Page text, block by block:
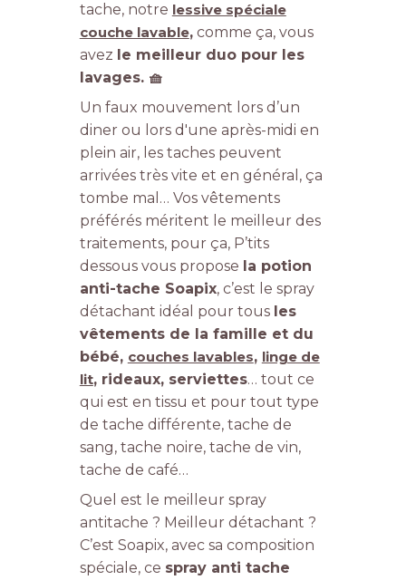
tache, notre lessive spéciale
couche lavable,comme ça, vous
avez le meilleur duo pour les
lavages. 🧺
Un faux mouvement lors d’un
diner ou lors d'une après-midi en
plein air, les taches peuvent
arrivées très vite et en général, ça
tombe mal… Vos vêtements
préférés méritent le meilleur des
traitements, pour ça, P’tits
dessous vous propose la potion
anti-tache Soapix, c’est le spray
détachant idéal pour tous les
vêtements de la famille et du
bébé, couches lavables, linge de
lit, rideaux, serviettes… tout ce
qui est en tissu et pour tout type
de tache différente, tache de
sang, tache noire, tache de vin,
tache de café…
Quel est le meilleur spray
antitache ? Meilleur détachant ?
C’est Soapix, avec sa composition
spéciale, ce spray anti tache